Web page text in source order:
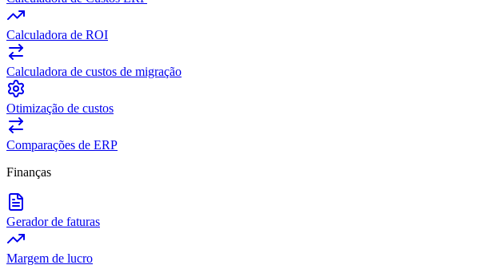
Calculadora de ROI
Calculadora de custos de migração
Otimização de custos
Comparações de ERP
Finanças
Gerador de faturas
Margem de lucro